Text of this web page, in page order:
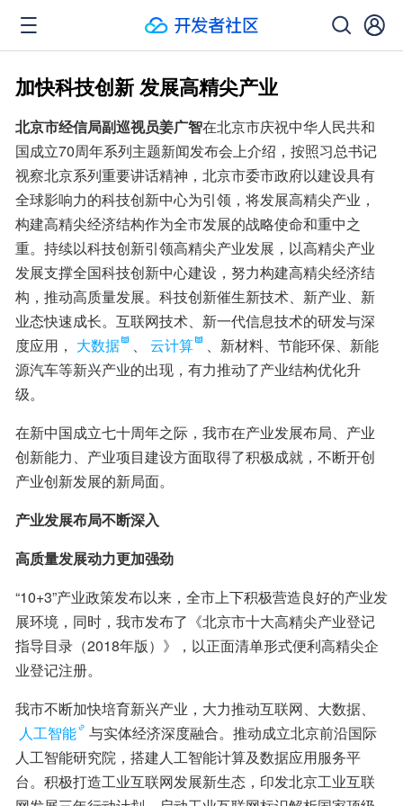
加快科技创新 发展高精尖产业
北京市经信局副巡视员姜广智在北京市庆祝中华人民共和
国成立70周年系列主题新闻发布会上介绍，按照习总书记
视察北京系列重要讲话精神，北京市委市政府以建设具有
全球影响力的科技创新中心为引领，将发展高精尖产业，
构建高精尖经济结构作为全市发展的战略使命和重中之
重。持续以科技创新引领高精尖产业发展，以高精尖产业
发展支撑全国科技创新中心建设，努力构建高精尖经济结
构，推动高质量发展。科技创新催生新技术、新产业、新
业态快速成长。互联网技术、新一代信息技术的研发与深
度应用， 大数据 、 云计算
、新材料、节能环保、新能
源汽车等新兴产业的出现，有力推动了产业结构优化升
级。
在新中国成立七十周年之际，我市在产业发展布局、产业
创新能力、产业项目建设方面取得了积极成就，不断开创
产业创新发展的新局面。
产业发展布局不断深入
高质量发展动力更加强劲
“10+3”产业政策发布以来，全市上下积极营造良好的产业发
展环境，同时，我市发布了《北京市十大高精尖产业登记
指导目录（2018年版）》，以正面清单形式便利高精尖企
业登记注册。
我市不断加快培育新兴产业，大力推动互联网、大数据、
人工智能
与实体经济深度融合。推动成立北京前沿国际
人工智能研究院，搭建人工智能计算及数据应用服务平
台。积极打造工业互联网发展新生态，印发北京工业互联